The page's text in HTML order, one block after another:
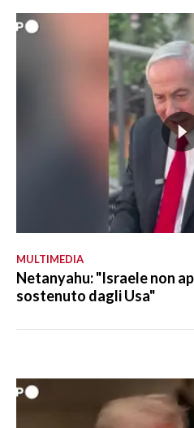
MULTIMEDIA
Netanyahu: "Israele non
sostenuto dagli Usa"